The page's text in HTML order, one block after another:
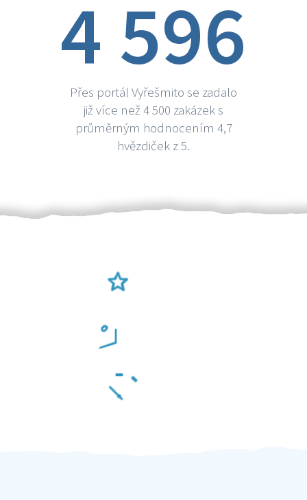
4 596
Přes portál Vyřešmito se zadalo
již více než 4 500 zakázek s
průměrným hodnocením 4,7
hvězdiček z 5.